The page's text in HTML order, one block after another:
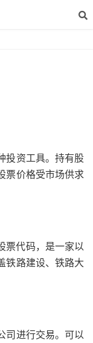
投资工具。持有股
票价格受市场供求
票代码，是一家以
铁路建设、铁路大
司进行交易。可以